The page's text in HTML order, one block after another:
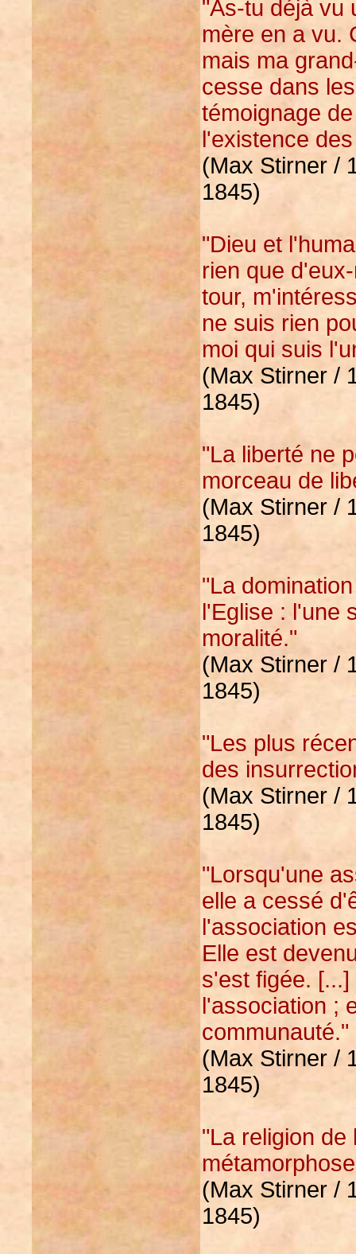
"As-tu déjà vu
mère en a vu.
mais ma
cesse dans
témoignage
l'existence
(Max Stirner /
1845)
"Dieu et
rien que
tour,
ne suis rien
moi qui suis
(Max Stirner /
1845)
"La liberté ne
morceau de
(Max Stirner /
1845)
"La
l'Eglise : l'une
moralité."
(Max Stirner /
1845)
"Les plus
des
(Max Stirner /
1845)
"Lorsqu'une
elle a cessé
l'association
Elle est
s'est figée.
l'association ;
communauté."
(Max Stirner /
1845)
"La religion de
(Max Stirner /
1845)